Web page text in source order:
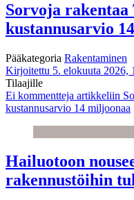
Sorvoja
kustannusarvio
Pääkategoria Rakentaminen
Kirjoitettu 5. elokuuta 2026,
Tilaajille
Ei kommentteja artikkeliin
kustannusarvio 14 miljoonaa
Hailuotoon
rakennustöihin